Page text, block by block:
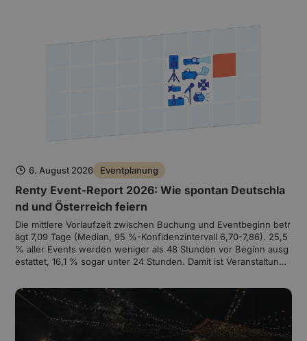
6. August 2026 Eventplanung
Renty Event-Report 2026: Wie spontan Deutschla
nd und Österreich feiern
Die mittlere Vorlaufzeit zwischen Buchung und Eventbeginn betr
ägt 7,09 Tage (Median, 95 %-Konfidenzintervall 6,70-7,86). 25,5
% aller Events werden weniger als 48 Stunden vor Beginn ausg
estattet, 16,1 % sogar unter 24 Stunden. Damit ist Veranstaltungs
-Markt. Das Buchungsjahr folgt einer klaren Saison mit Juni-Spit
ze (Index 161) und Januar-Tief (Index 43), und dieses Muster de
ckt sich mit dem unabhängig erhobenen Google-Suchvolumen (r
= 0,901).